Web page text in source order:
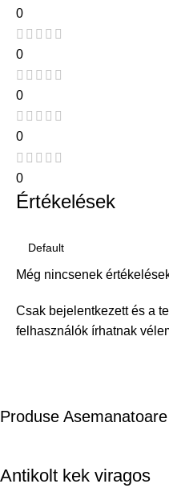
0
0
0
0
0
Értékelések
Még nincsenek
Csak bejelentkezett és a
felhasználók írhatnak
Produse Asemanatoare
Antikolt kek viragos